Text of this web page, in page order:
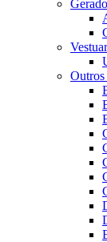
Outros